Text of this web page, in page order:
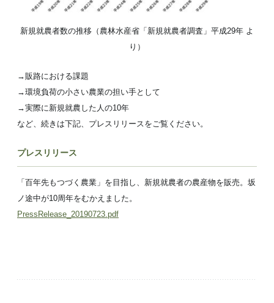
新規就農者数の推移（農林水産省「新規就農者調査」平成29年 よ
り）
→販路における課題
→環境負荷の小さい農業の担い手として
→実際に新規就農した人の10年
など、続きは下記、プレスリリースをご覧ください。
プレスリリース
「百年先もつづく農業」を目指し、新規就農者の農産物を販売。坂
ノ途中が10周年をむかえました。
PressRelease_20190723.pdf